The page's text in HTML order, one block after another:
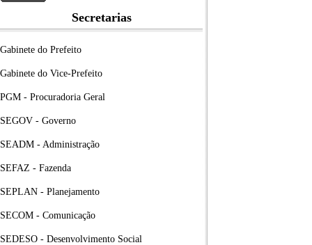
Secretarias
Gabinete do Prefeito
Gabinete do Vice-Prefeito
PGM - Procuradoria Geral
SEGOV - Governo
SEADM - Administração
SEFAZ - Fazenda
SEPLAN - Planejamento
SECOM - Comunicação
SEDESO - Desenvolvimento Social